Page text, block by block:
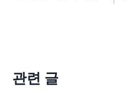
관련 글